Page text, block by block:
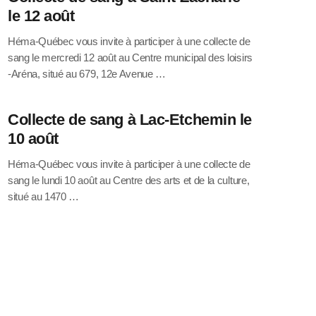
le 12 août
Héma-Québec vous invite à participer à une collecte de
sang le mercredi 12 août au Centre municipal des loisirs
-Aréna, situé au 679, 12e Avenue …
Collecte de sang à Lac-Etchemin le
10 août
Héma-Québec vous invite à participer à une collecte de
sang le lundi 10 août au Centre des arts et de la culture,
situé au 1470 …